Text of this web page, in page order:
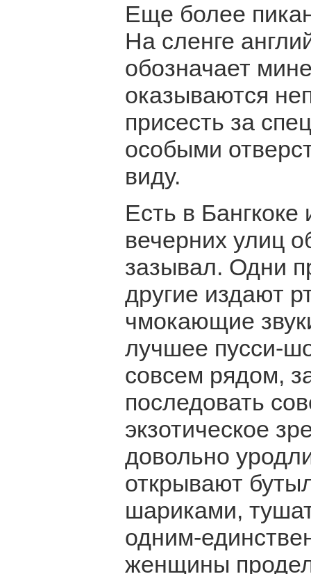
Еще более
На сленге
обозначает
оказываются
присесть за
особыми
виду.
Есть в
вечерних улиц
зазывал. Одни
другие издают
чмокающие
лучшее пусси-
совсем рядом,
последовать
экзотическое
довольно
открывают
шариками,
одним-
женщины